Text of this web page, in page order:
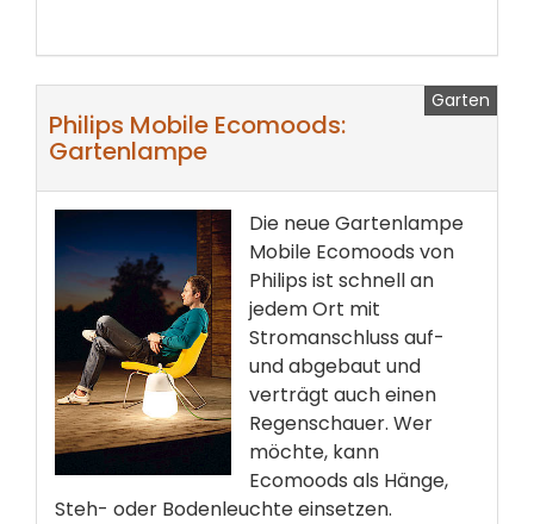
Garten
Philips Mobile Ecomoods:
Gartenlampe
Die neue Gartenlampe
Mobile Ecomoods von
Philips ist schnell an
jedem Ort mit
Stromanschluss auf-
und abgebaut und
verträgt auch einen
Regenschauer. Wer
möchte, kann
Ecomoods als Hänge,
Steh- oder Bodenleuchte einsetzen.